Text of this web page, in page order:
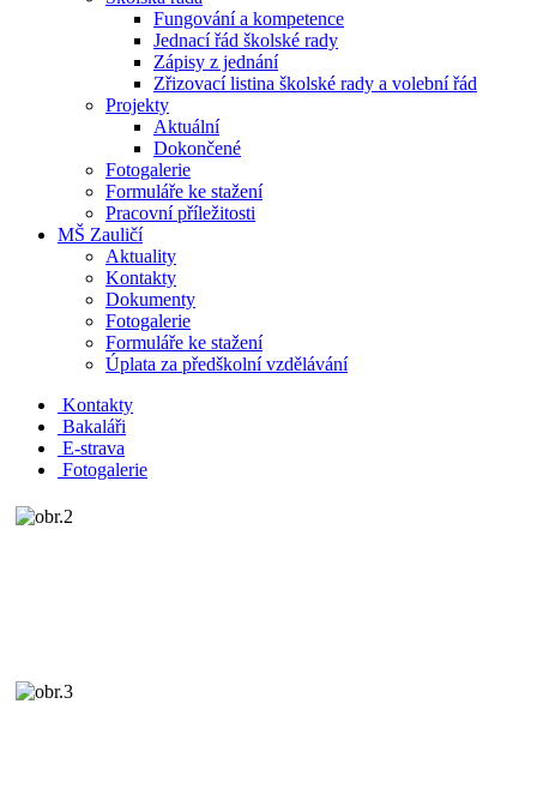
Fungování a kompetence
Jednací řád školské rady
Zápisy z jednání
Zřizovací listina školské rady a volební řád
Projekty
Aktuální
Dokončené
Fotogalerie
Formuláře ke stažení
Pracovní příležitosti
MŠ Zauličí
Aktuality
Kontakty
Dokumenty
Fotogalerie
Formuláře ke stažení
Úplata za předškolní vzdělávání
Kontakty
Bakaláři
E-strava
Fotogalerie